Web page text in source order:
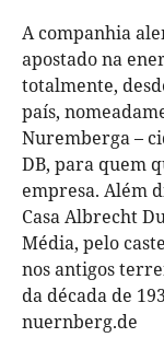
A companhia
apostado na
totalmente,
país,
Nuremberga –
DB, para quem
empresa. Além
Casa Albrecht
Média, pelo
nos antigos
da década de
nuernberg.de